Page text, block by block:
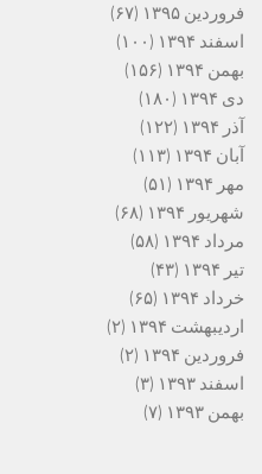
فروردین ۱۳۹۵
(۶۷)
اسفند ۱۳۹۴
(۱۰۰)
بهمن ۱۳۹۴
(۱۵۶)
دی ۱۳۹۴
(۱۸۰)
آذر ۱۳۹۴
(۱۲۲)
آبان ۱۳۹۴
(۱۱۳)
مهر ۱۳۹۴
(۵۱)
شهریور ۱۳۹۴
(۶۸)
مرداد ۱۳۹۴
(۵۸)
تیر ۱۳۹۴
(۴۳)
خرداد ۱۳۹۴
(۶۵)
اردیبهشت ۱۳۹۴
(۲)
فروردین ۱۳۹۴
(۲)
اسفند ۱۳۹۳
(۳)
بهمن ۱۳۹۳
(۷)